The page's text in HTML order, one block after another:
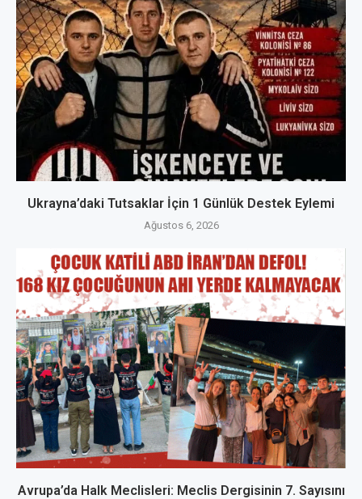
Ukrayna’daki Tutsaklar İçin 1 Günlük Destek Eylemi
Ağustos 6, 2026
Avrupa’da Halk Meclisleri: Meclis Dergisinin 7. Sayısını